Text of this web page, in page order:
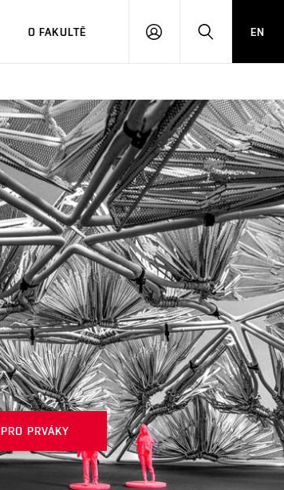
O FAKULTĚ
PŘIHLÁSITHLEDAT
EN
PRO PRVÁKY